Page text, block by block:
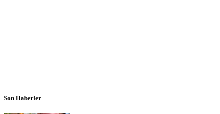
Son Haberler